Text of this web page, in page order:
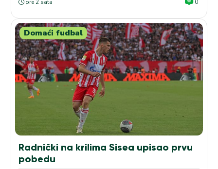
pre 2 sata 0
Domaći fudbal
Radnički na krilima Sisea upisao prvu
pobedu